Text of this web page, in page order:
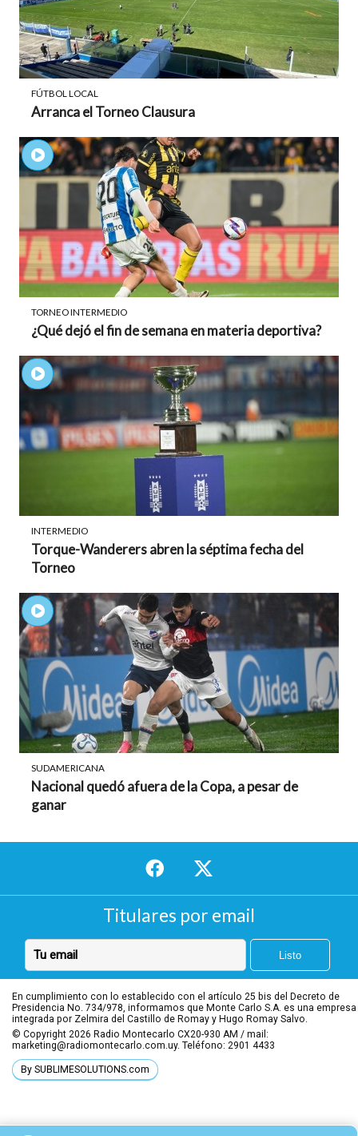
FÚTBOL LOCAL
Arranca el Torneo Clausura
TORNEO INTERMEDIO
¿Qué dejó el fin de semana en materia deportiva?
INTERMEDIO
Torque-Wanderers abren la séptima fecha del
Torneo
SUDAMERICANA
Nacional quedó afuera de la Copa, a pesar de
ganar
Titulares por email
En cumplimiento con lo establecido con el artículo 25 bis del Decreto de
Presidencia No. 734/978, informamos que Monte Carlo S.A. es una empresa
integrada por Zelmira del Castillo de Romay y Hugo Romay Salvo.
© Copyright 2026 Radio Montecarlo CX20-930 AM / mail:
marketing@radiomontecarlo.com.uy. Teléfono: 2901 4433
By SUBLIMESOLUTIONS.com